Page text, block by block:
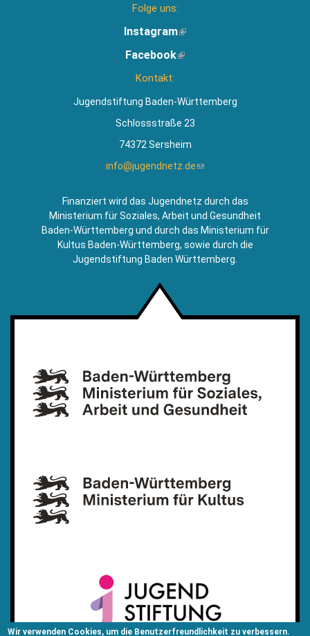
Wir verwenden Cookies, um die Benutzerfreundlichkeit zu verbessern.
Folge uns:
Instagram(Link
extern)
Facebook(Link
Kontakt:
Jugendstiftung Baden-Württemberg
Schlossstraße 23
74372 Sersheim
info@jugendnetz.de(Link
Mail)
Finanziert wird das Jugendnetz durch das
Ministerium für Soziales, Arbeit und Gesundheit
Baden-Württemberg und durch das Ministerium für
Kultus Baden-Württemberg, sowie durch die
Jugendstiftung Baden Württemberg.